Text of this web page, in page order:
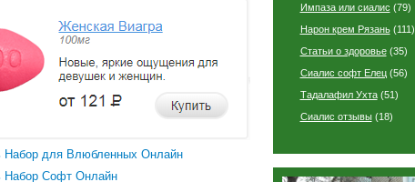
Импаза или сиалис (79)
Нарон крем Рязань(111)
Статьи о здоровье(35)
Сиалис софт Елец(56)
Тадалафил Ухта(51)
Сиалис отзывы(18)